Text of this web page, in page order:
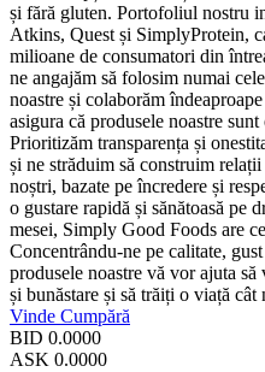
și fără gluten. Portofoliul nostru
Atkins, Quest și SimplyProtein,
milioane de consumatori din
ne angajăm să folosim numai
noastre și colaborăm
asigura că produsele noastre
Prioritizăm transparența și
și ne străduim să construim
noștri, bazate pe încredere și
o gustare rapidă și sănătoasă pe
mesei, Simply Good Foods are
Concentrându-ne pe calitate,
produsele noastre vă vor ajuta
și bunăstare și să trăiți o viață cât
Vinde Cumpără
BID 0.0000
ASK 0.0000